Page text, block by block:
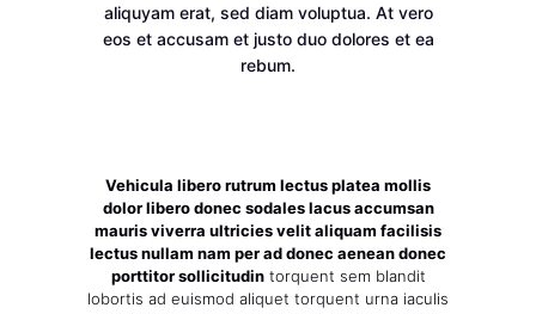
aliquyam erat, sed diam voluptua. At vero
eos et accusam et justo duo dolores et ea
rebum.
Vehicula libero rutrum lectus platea mollis
dolor libero donec sodales lacus accumsan
mauris viverra ultricies velit aliquam facilisis
lectus nullam nam per ad donec aenean donec
porttitor sollicitudintorquent sem blandit
lobortis ad euismod aliquet torquent urna iaculis